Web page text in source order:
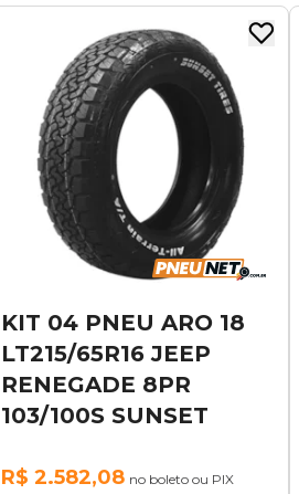
KIT 04 PNEU ARO 18
LT215/65R16 JEEP
RENEGADE 8PR
103/100S SUNSET
R$ 2.582,08 no boleto ou PIX